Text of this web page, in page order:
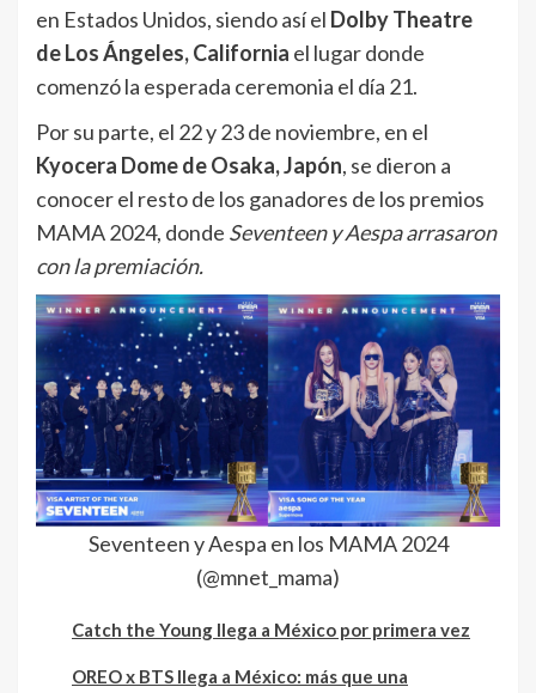
en Estados Unidos, siendo así el Dolby Theatre
de Los Ángeles, California el lugar donde
comenzó la esperada ceremonia el día 21.
Por su parte, el 22 y 23 de noviembre, en el
Kyocera Dome de Osaka, Japón, se dieron a
conocer el resto de los ganadores de los premios
MAMA 2024, donde Seventeen y Aespa arrasaron
con la premiación.
Seventeen y Aespa en los MAMA 2024
(@mnet_mama)
Catch the Young llega a México por primera vez
OREO x BTS llega a México: más que una